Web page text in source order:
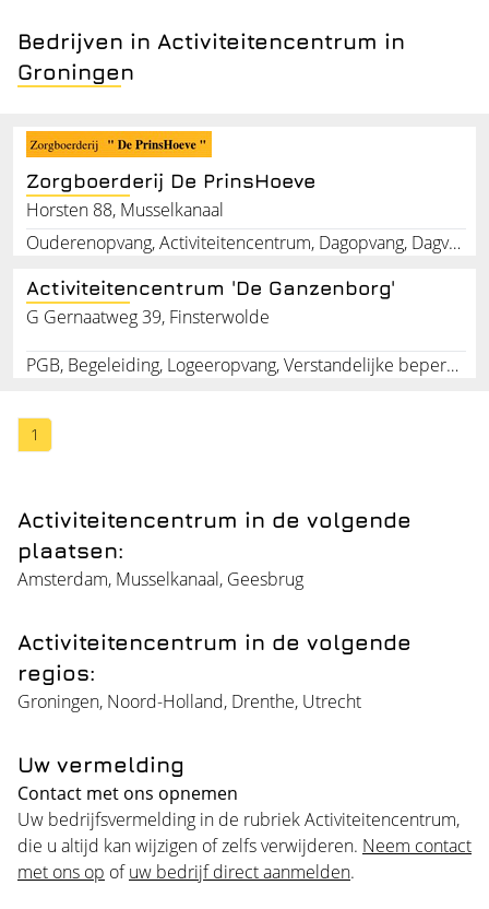
Bedrijven in Activiteitencentrum in
Groningen
Zorgboerderij De PrinsHoeve
Horsten 88, Musselkanaal
Ouderenopvang, Activiteitencentrum, Dagopvang, Dagverblijf, Zorgboerderij, Gehandicaptenopvang, Stageadres, Musselkanaal, Stadskanaal, Groningen
Activiteitencentrum 'De Ganzenborg'
G Gernaatweg 39, Finsterwolde
PGB, Begeleiding, Logeeropvang, Verstandelijke beperking, Psychische beperking
1
Activiteitencentrum in de volgende
plaatsen:
Amsterdam, Musselkanaal, Geesbrug
Activiteitencentrum in de volgende
regios:
Groningen, Noord-Holland, Drenthe, Utrecht
Uw vermelding
Contact met ons opnemen
Uw bedrijfsvermelding in de rubriek Activiteitencentrum,
die u altijd kan wijzigen of zelfs verwijderen. Neem contact
met ons op ofuw bedrijf direct aanmelden.